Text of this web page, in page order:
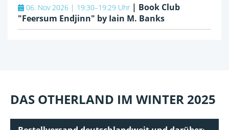
06. Nov 2026 | 19:30–19:29 Uhr | Book Club
"Feersum Endjinn" by Iain M. Banks
DAS OTHERLAND IM WINTER 2025